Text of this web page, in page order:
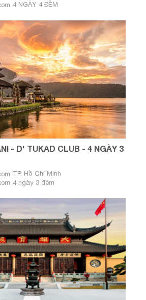
4 NGÀY 4 ĐÊM
- D' TUKAD CLUB - 4 NGÀY 3
TP. Hồ Chí Minh
4 ngày 3 đêm